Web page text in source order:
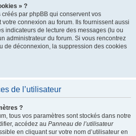
» ?
par phpBB qui conservent vos
votre connexion au forum. Ils fournissent aussi
indicateurs de lecture des messages (lu ou
administrateur du forum. Si vous rencontrez
de déconnexion, la suppression des cookies
de l’utilisateur
?
tous vos paramètres sont stockés dans notre
accédez au Panneau de l’utilisateur
en cliquant sur votre nom d’utilisateur en